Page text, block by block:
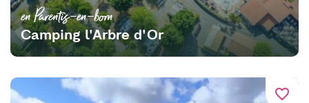
en Parentis-en-born
Camping l'Arbre d'Or
favorite_border